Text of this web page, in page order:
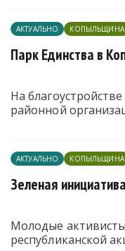
АКТУАЛЬНО КОПЫЛЬЩИНА
Парк Единства в
На
районной
АКТУАЛЬНО КОПЫЛЬЩИНА
Зеленая
Молодые
республиканской